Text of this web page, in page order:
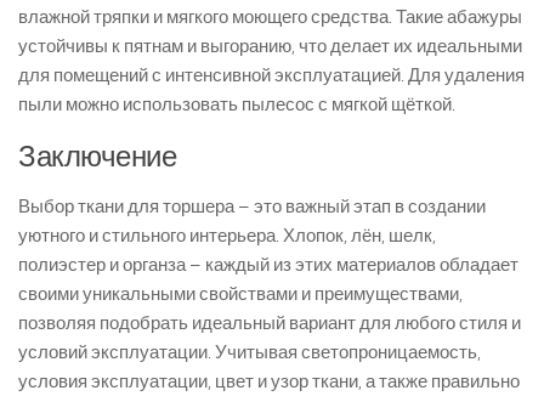
влажной тряпки и мягкого моющего средства. Такие абажуры
устойчивы к пятнам и выгоранию, что делает их идеальными
для помещений с интенсивной эксплуатацией. Для удаления
пыли можно использовать пылесос с мягкой щёткой.
Заключение
Выбор ткани для торшера – это важный этап в создании
уютного и стильного интерьера. Хлопок, лён, шелк,
полиэстер и органза – каждый из этих материалов обладает
своими уникальными свойствами и преимуществами,
позволяя подобрать идеальный вариант для любого стиля и
условий эксплуатации. Учитывая светопроницаемость,
условия эксплуатации, цвет и узор ткани, а также правильно